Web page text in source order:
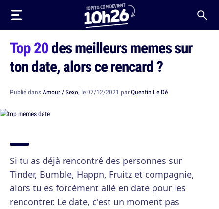
Top 20des meilleurs memes sur
ton date, alors ce rencard ?
Publié dansAmour / Sexo, le 07/12/2021 parQuentin Le Dé
Si tu as déjà rencontré des personnes sur
Tinder, Bumble, Happn, Fruitz et compagnie,
alors tu es forcément allé en date pour les
rencontrer. Le date, c'est un moment pas